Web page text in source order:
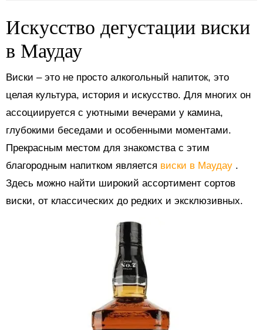
Искусство дегустации виски
в Маудау
Виски – это не просто алкогольный напиток, это
целая культура, история и искусство. Для многих он
ассоциируется с уютными вечерами у камина,
глубокими беседами и особенными моментами.
Прекрасным местом для знакомства с этим
благородным напитком является виски в Маудау .
Здесь можно найти широкий ассортимент сортов
виски, от классических до редких и эксклюзивных.